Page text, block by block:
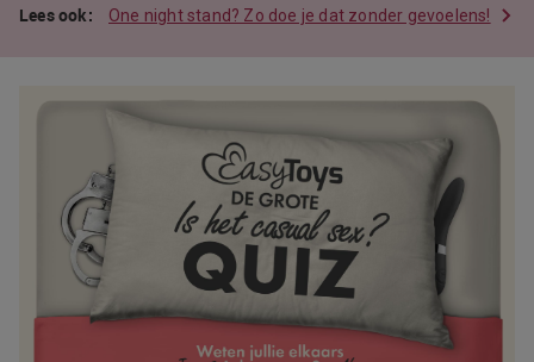
One night stand? Zo doe je dat zonder gevoelens!